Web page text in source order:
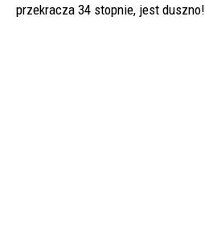
przekracza 34 stopnie, jest duszno!